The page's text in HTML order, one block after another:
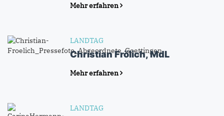
Mehr erfahren
LANDTAG
Christian Frölich, MdL
Mehr erfahren
LANDTAG